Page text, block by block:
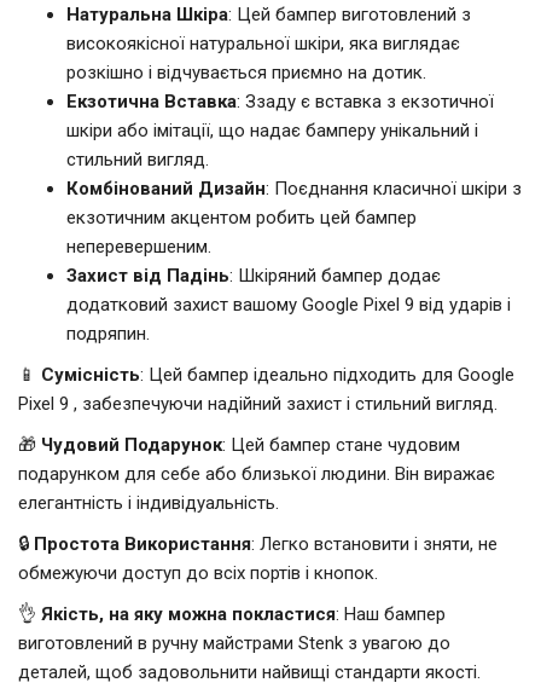
Натуральна Шкіра: Цей бампер виготовлений з
високоякісної натуральної шкіри, яка виглядає
розкішно і відчувається приємно на дотик.
Екзотична Вставка: Ззаду є вставка з екзотичної
шкіри або імітації, що надає бамперу унікальний і
стильний вигляд.
Комбінований Дизайн: Поєднання класичної шкіри з
екзотичним акцентом робить цей бампер
неперевершеним.
Захист від Падінь: Шкіряний бампер додає
додатковий захист вашому Google Pixel 9 від ударів і
подряпин.
📱 Сумісність: Цей бампер ідеально підходить для Google
Pixel 9 , забезпечуючи надійний захист і стильний вигляд.
🎁 Чудовий Подарунок: Цей бампер стане чудовим
подарунком для себе або близької людини. Він виражає
елегантність і індивідуальність.
🔒 Простота Використання: Легко встановити і зняти, не
обмежуючи доступ до всіх портів і кнопок.
👌 Якість, на яку можна покластися: Наш бампер
виготовлений в ручну майстрами Stenk з увагою до
деталей, щоб задовольнити найвищі стандарти якості.